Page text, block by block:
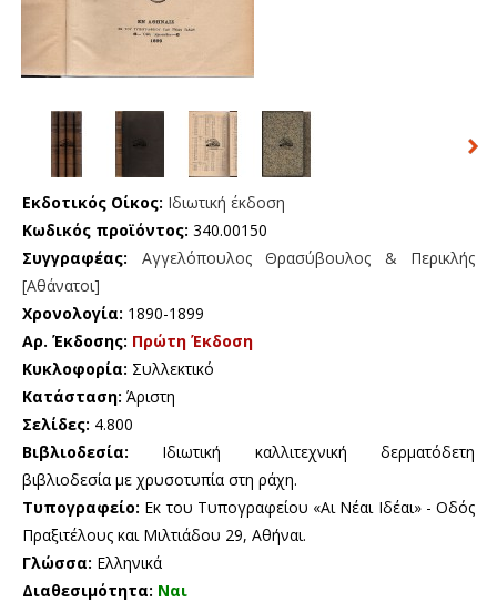
Εκδοτικός Οίκος: Ιδιωτική έκδοση
Κωδικός προϊόντος: 340.00150
Συγγραφέας: Αγγελόπουλος Θρασύβουλος & Περικλής
[Αθάνατοι]
Χρονολογία: 1890-1899
Αρ. Έκδοσης: Πρώτη Έκδοση
Κυκλοφορία: Συλλεκτικό
Κατάσταση: Άριστη
Σελίδες: 4.800
Βιβλιοδεσία: Ιδιωτική καλλιτεχνική δερματόδετη
βιβλιοδεσία με χρυσοτυπία στη ράχη.
Τυπογραφείο: Εκ του Τυπογραφείου «Αι Νέαι Ιδέαι» - Οδός
Πραξιτέλους και Μιλτιάδου 29, Αθήναι.
Γλώσσα: Ελληνικά
Διαθεσιμότητα: Ναι